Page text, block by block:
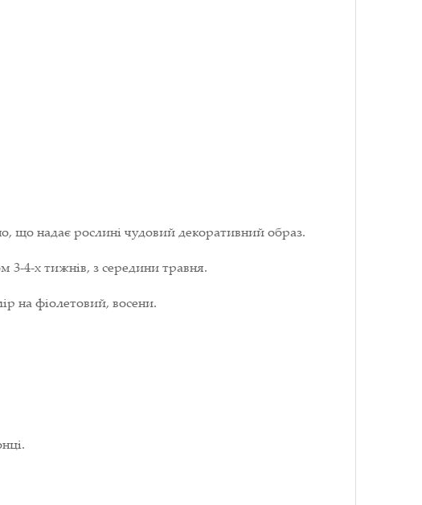
що надає рослині чудовий декоративний образ.
3-4-х тижнів, з середини травня.
на фіолетовий, восени.